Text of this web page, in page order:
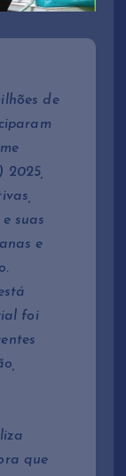
de
2025,
suas
e
foi
que